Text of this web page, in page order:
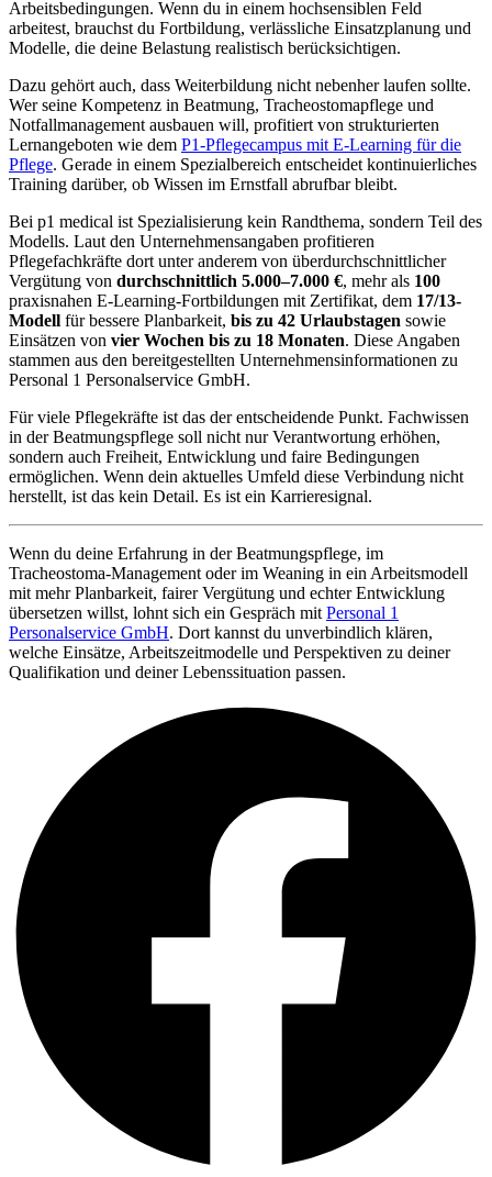
Arbeitsbedingungen. Wenn du in einem hochsensiblen Feld
arbeitest, brauchst du Fortbildung, verlässliche Einsatzplanung und
Modelle, die deine Belastung realistisch berücksichtigen.
Dazu gehört auch, dass Weiterbildung nicht nebenher laufen sollte.
Wer seine Kompetenz in Beatmung, Tracheostomapflege und
Notfallmanagement ausbauen will, profitiert von strukturierten
Lernangeboten wie dem P1-Pflegecampus mit E-Learning für die
Pflege. Gerade in einem Spezialbereich entscheidet kontinuierliches
Training darüber, ob Wissen im Ernstfall abrufbar bleibt.
Bei p1 medical ist Spezialisierung kein Randthema, sondern Teil des
Modells. Laut den Unternehmensangaben profitieren
Pflegefachkräfte dort unter anderem von überdurchschnittlicher
Vergütung von durchschnittlich 5.000–7.000 €, mehr als 100
praxisnahen E-Learning-Fortbildungen mit Zertifikat, dem 17/13-
Modell für bessere Planbarkeit, bis zu 42 Urlaubstagen sowie
Einsätzen von vier Wochen bis zu 18 Monaten. Diese Angaben
stammen aus den bereitgestellten Unternehmensinformationen zu
Personal 1 Personalservice GmbH.
Für viele Pflegekräfte ist das der entscheidende Punkt. Fachwissen
in der Beatmungspflege soll nicht nur Verantwortung erhöhen,
sondern auch Freiheit, Entwicklung und faire Bedingungen
ermöglichen. Wenn dein aktuelles Umfeld diese Verbindung nicht
herstellt, ist das kein Detail. Es ist ein Karrieresignal.
Wenn du deine Erfahrung in der Beatmungspflege, im
Tracheostoma-Management oder im Weaning in ein Arbeitsmodell
mit mehr Planbarkeit, fairer Vergütung und echter Entwicklung
übersetzen willst, lohnt sich ein Gespräch mit Personal 1
Personalservice GmbH. Dort kannst du unverbindlich klären,
welche Einsätze, Arbeitszeitmodelle und Perspektiven zu deiner
Qualifikation und deiner Lebenssituation passen.